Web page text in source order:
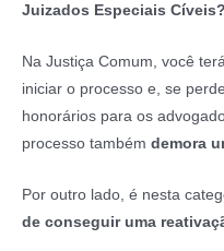
Juizados Especiais Cíveis?
Na Justiça Comum, você
iniciar o processo e, se
honorários para os
processo também demora
Por outro lado, é nesta
de conseguir uma